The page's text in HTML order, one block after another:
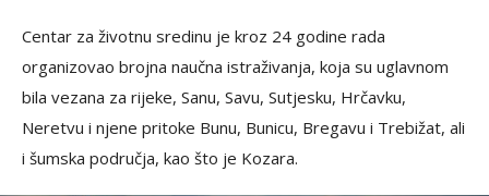
Centar za životnu sredinu je kroz 24 godine rada
organizovao brojna naučna istraživanja, koja su uglavnom
bila vezana za rijeke, Sanu, Savu, Sutjesku, Hrčavku,
Neretvu i njene pritoke Bunu, Bunicu, Bregavu i Trebižat, ali
i šumska područja, kao što je Kozara.